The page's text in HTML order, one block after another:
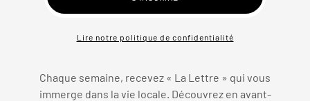
Lire notre politique de confidentialité
Chaque semaine, recevez « La Lettre » qui vous
immerge dans la vie locale. Découvrez en avant-